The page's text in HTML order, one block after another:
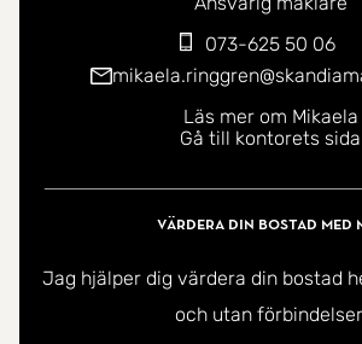
073-625 50 06
Läs mer om Mikaela
Gå till kontorets sida
Värdera din bostad med
Jag hjälper dig värdera din bostad
och utan